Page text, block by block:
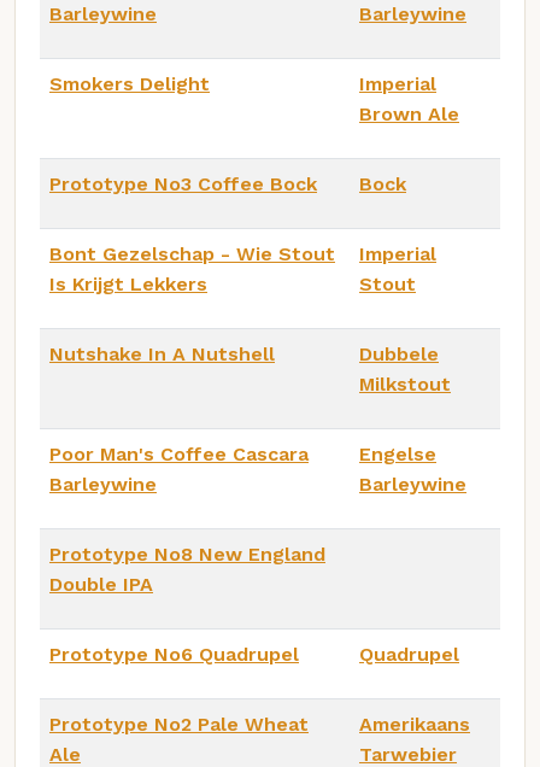
Barleywine
Barleywine
Smokers Delight
Imperial
Brown Ale
Prototype No3 Coffee Bock Bock
Bont Gezelschap - Wie Stout
Is Krijgt Lekkers
Imperial
Stout
Nutshake In A Nutshell
Dubbele
Milkstout
Poor Man's Coffee Cascara
Barleywine
Engelse
Barleywine
Prototype No8 New England
Double IPA
Prototype No6 Quadrupel Quadrupel
Prototype No2 Pale Wheat
Ale
Amerikaans
Tarwebier